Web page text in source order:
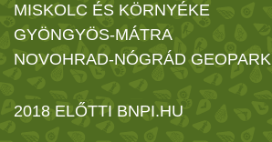
MISKOLC ÉS KÖRNYÉKE
GYÖNGYÖS-MÁTRA
NOVOHRAD-NÓGRÁD GEOPARK
2018 ELŐTTI BNPI.HU